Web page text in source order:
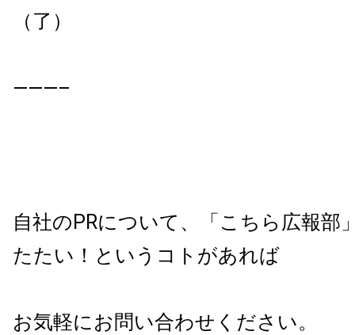
（了）
———–
自社のPRについて、「こちら広報部
たたい！というコトがあれば
お気軽にお問い合わせください。